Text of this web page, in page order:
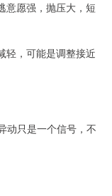
意愿强，抛压大，短
轻，可能是调整接近
动只是一个信号，不